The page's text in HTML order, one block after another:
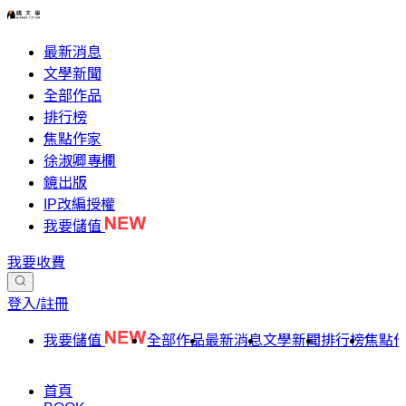
最新消息
文學新聞
全部作品
排行榜
焦點作家
徐淑卿專欄
鏡出版
IP改編授權
我要儲值
我要收費
登入/註冊
我要儲值 全部作品最新消息文學新聞排行榜焦點
首頁